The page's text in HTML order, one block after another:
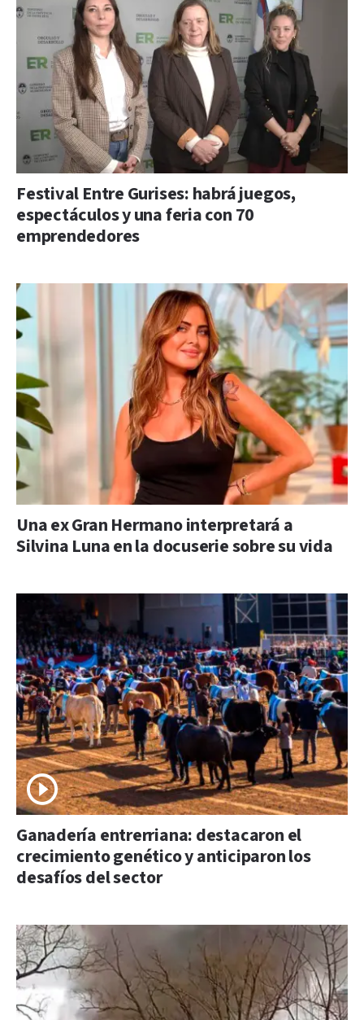
Festival Entre Gurises: habrá juegos,
espectáculos y una feria con 70
emprendedores
Una ex Gran Hermano interpretará a
Silvina Luna en la docuserie sobre su vida
Ganadería entrerriana: destacaron el
crecimiento genético y anticiparon los
desafíos del sector